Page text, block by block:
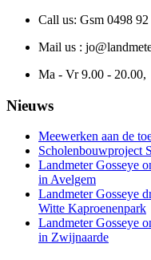
Call us: Gsm 0498
Mail us :
Ma - Vr 9.00 - 20.00,
Nieuws
Meewerken aan de
Scholenbouwproject
Landmeter Gosseye
in Avelgem
Landmeter Gosseye
Witte Kaproenenpark
Landmeter Gosseye
in Zwijnaarde